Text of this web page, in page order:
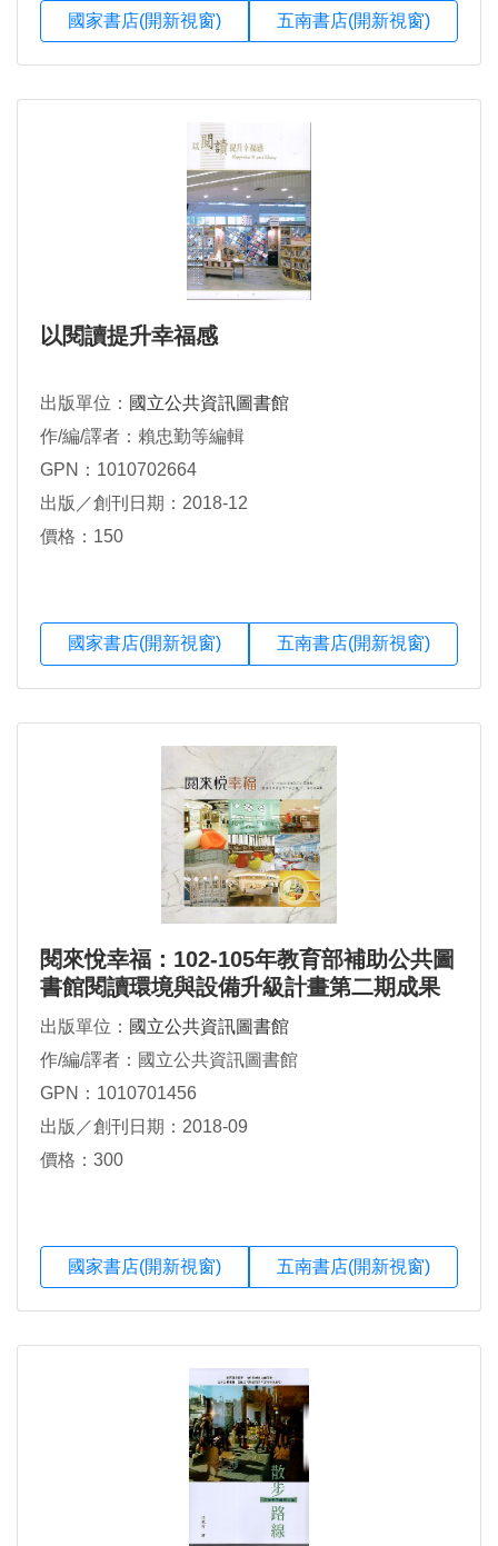
國家書店(開新視窗) 五南書店(開新視窗)
以閱讀提升幸福感
出版單位： 國立公共資訊圖書館
作/編/譯者：賴忠勤等編輯
GPN：1010702664
出版／創刊日期：2018-12
價格：150
國家書店(開新視窗) 五南書店(開新視窗)
閱來悅幸福：102-105年教育部補助公共圖
書館閱讀環境與設備升級計畫第二期成果
專輯
出版單位： 國立公共資訊圖書館
作/編/譯者：國立公共資訊圖書館
GPN：1010701456
出版／創刊日期：2018-09
價格：300
國家書店(開新視窗) 五南書店(開新視窗)